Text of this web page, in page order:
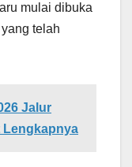
mulai dibuka
telah
Jalur
Lengkapnya